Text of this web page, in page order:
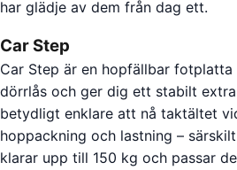
har glädje av dem från dag ett.
Car Step
Car Step är en hopfällbar
dörrlås och ger dig ett stabilt
betydligt enklare att nå taktältet
hoppackning och lastning –
klarar upp till 150 kg och passar